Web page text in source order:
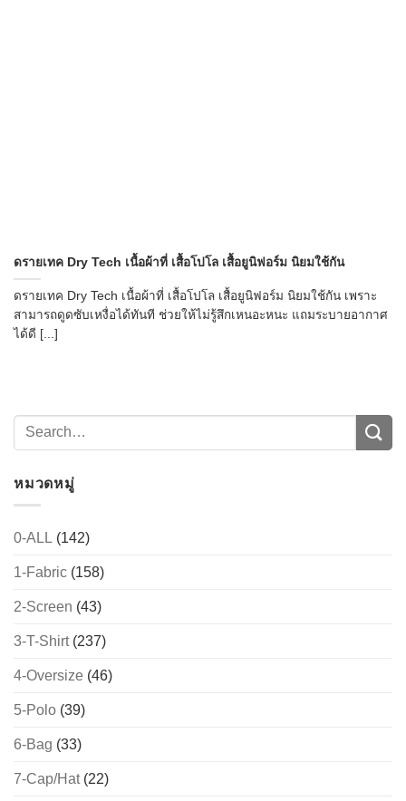
ดรายเทค Dry Tech เนื้อผ้าที่ เสื้อโปโล เสื้อยูนิฟอร์ม นิยมใช้กัน
ดรายเทค Dry Tech เนื้อผ้าที่ เสื้อโปโล เสื้อยูนิฟอร์ม นิยมใช้กัน เพราะ
สามารถดูดซับเหงื่อได้ทันที ช่วยให้ไม่รู้สึกเหนอะหนะ แถมระบายอากาศ
ได้ดี [...]
หมวดหมู่
0-ALL (142)
1-Fabric (158)
2-Screen (43)
3-T-Shirt(237)
4-Oversize (46)
5-Polo (39)
6-Bag (33)
7-Cap/Hat(22)
CONTACT US